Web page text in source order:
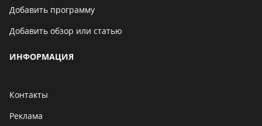
Добавить программу
Добавить обзор или статью
ИНФОРМАЦИЯ
Контакты
Реклама